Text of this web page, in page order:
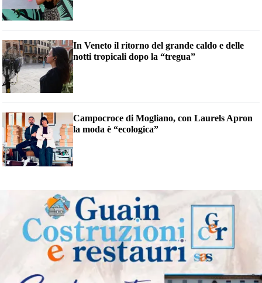
In Veneto il ritorno del grande caldo e delle
notti tropicali dopo la “tregua”
Campocroce di Mogliano, con Laurels Apron
la moda è “ecologica”